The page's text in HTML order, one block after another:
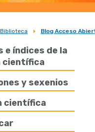
Blog Acceso
e índices de la
científica
y sexenios
científica